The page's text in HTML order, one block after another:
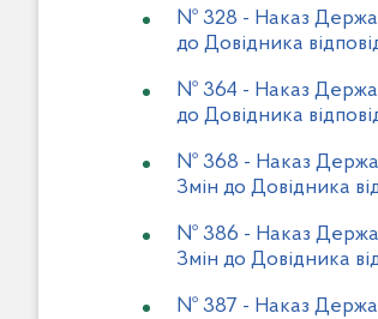
№ 328 - Наказ
до Довідника
№ 364 - Наказ
до Довідника
№ 368 - Наказ
Змін до Довідника
№ 386 - Наказ
Змін до Довідника
№ 387 - Наказ